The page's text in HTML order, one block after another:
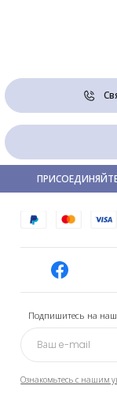
Подпишитесь на
Ознакомьтесь с нашим